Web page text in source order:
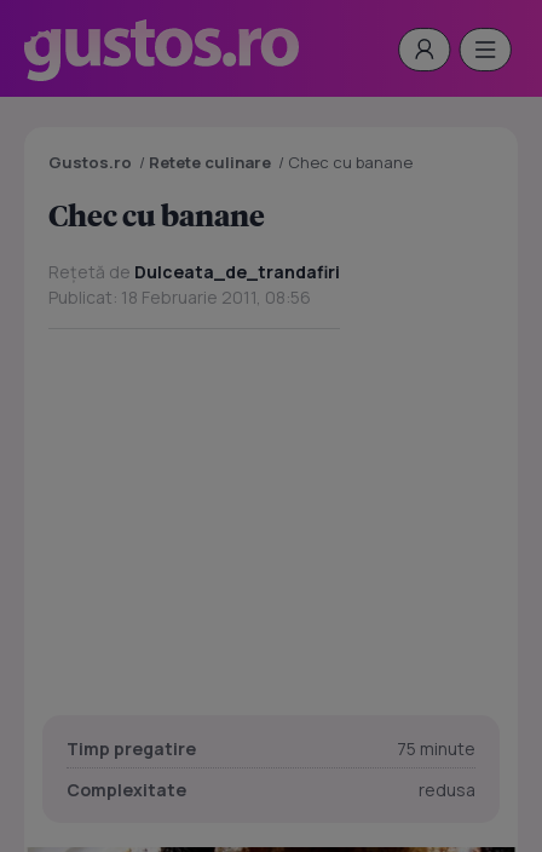
Gustos.ro / Retete culinare / Chec cu banane
Chec cu banane
Rețetă de Dulceata_de_trandafiri
Publicat: 18 Februarie 2011, 08:56
Timp pregatire
75 minute
Complexitate
redusa